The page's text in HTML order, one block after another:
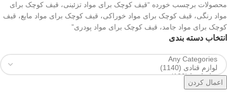
محصولات برچسب خورده “قیف کوچک برای مواد تزئینی، قیف کوچک برای
مواد رنگی، قیف کوچک برای مواد خوراکی، قیف کوچک برای مواد مایع، قیف
کوچک برای مواد جامد، قیف کوچک برای مواد پودری”
انتخاب دسته بندی
اعمال کردن